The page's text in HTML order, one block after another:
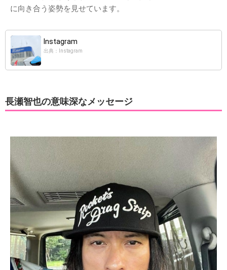
に向き合う姿勢を見せています。
Instagram
出典：Instagram
長瀬智也の意味深なメッセージ